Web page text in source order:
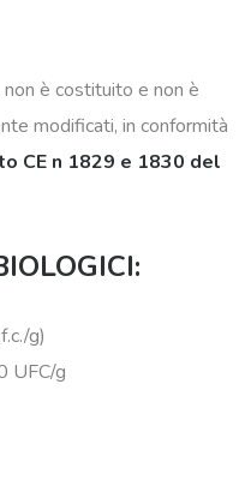
è costituito e non è
modificati, in conformità
CE n 1829 e 1830 del
g)
UFC/g